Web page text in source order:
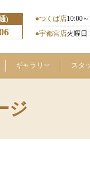
) ●つくば店10:00
●宇都宮店火曜日
ギャラリー スタ
ジ